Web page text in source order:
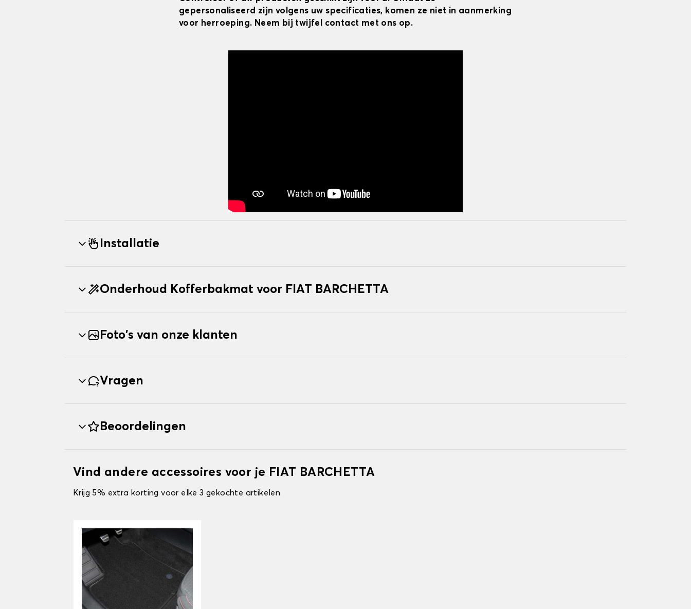
gepersonaliseerd zijn volgens uw specificaties, komen ze niet in aanmerking
voor herroeping. Neem bij twijfel contact met ons op.
Installatie
Onderhoud Kofferbakmat voor FIAT BARCHETTA
Foto's van onze klanten
Vragen
Beoordelingen
Vind andere accessoires voor je FIAT BARCHETTA
Krijg 5% extra korting voor elke 3 gekochte artikelen